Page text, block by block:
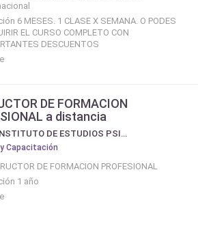
6 MESES. 1 CLASE X SEMANA. O PODES
EL CURSO COMPLETO CON
DESCUENTOS
DE FORMACION
a distancia
IDEPS - INSTITUTO DE ESTUDIOS PSICOSOCIALES (REGIONAL ROSARIO)
Capacitación
DE FORMACION PROFESIONAL
1 año